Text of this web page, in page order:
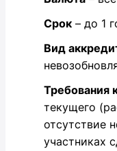
Срок – до 1
Вид
Требования
текущего
отсутствие
участниках